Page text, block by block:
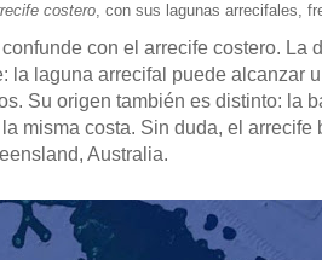
costero, con sus lagunas arrecifales,
con el arrecife costero. La
la laguna arrecifal puede alcanzar
Su origen también es distinto: la
misma costa. Sin duda, el arrecife
Australia.